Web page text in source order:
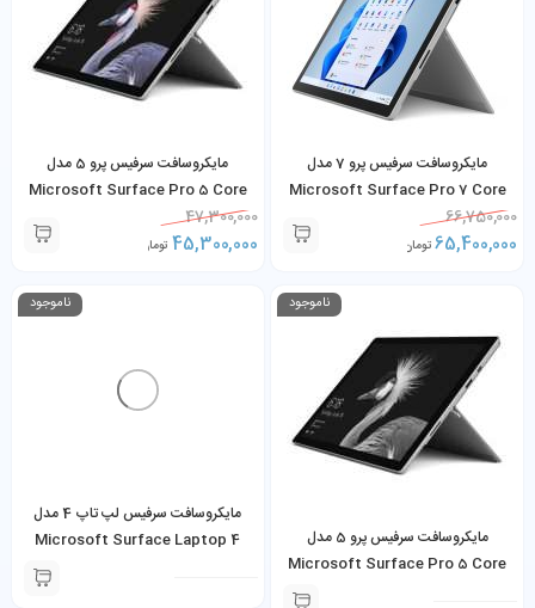
مایکروسافت سرفیس پرو 7 مدل
Microsoft Surface Pro 7 Core
همراه کیبورد و شارژر
66,750,000
65,400,000 تومان
مایکروسافت سرفیس پرو 5 مدل
Microsoft Surface Pro 5 Core
همراه کیبورد و شارژر
47,300,000
45,300,000 تومان
ناموجود
مایکروسافت سرفیس پرو 5 مدل
Microsoft Surface Pro 5 Core
i7-7660U 8GB 256GB SSD به
ناموجود
مایکروسافت سرفیس لپ تاپ 4 مدل
Microsoft Surface Laptop 4
Ryzen 5 16GB 256GB SSD